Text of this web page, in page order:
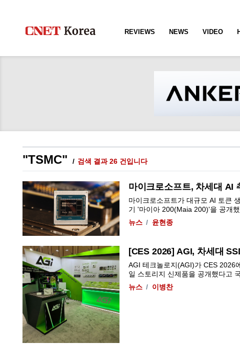
REVIEWS NEWS VIDEO
"TSMC" 검색 결과 26 건입니다
마이크로소프트, 차세대 AI
마이크로소프트가 대규모 AI 토큰
기 '마이아 200(Maia 200)'을 공개
뉴스
윤현종
[CES 2026] AGI, 차세대
AGI 테크놀로지(AGI)가 CES 2026
일 스토리지 신제품을 공개했다고
뉴스
이병찬